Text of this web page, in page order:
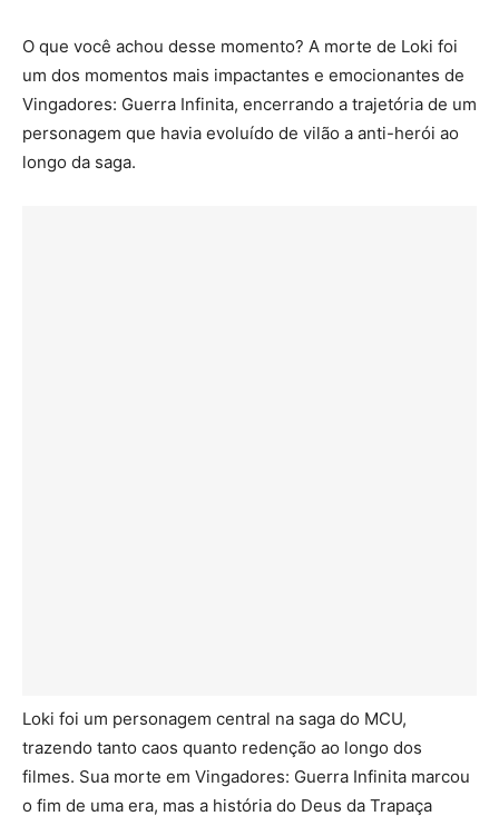
O que você achou desse momento? A morte de Loki foi
um dos momentos mais impactantes e emocionantes de
Vingadores: Guerra Infinita, encerrando a trajetória de um
personagem que havia evoluído de vilão a anti-herói ao
longo da saga.
Loki foi um personagem central na saga do MCU,
trazendo tanto caos quanto redenção ao longo dos
filmes. Sua morte em Vingadores: Guerra Infinita marcou
o fim de uma era, mas a história do Deus da Trapaça